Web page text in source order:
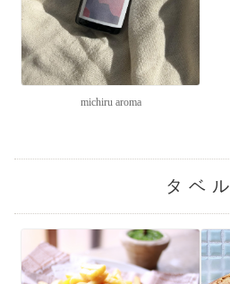
michiru aroma
タベル